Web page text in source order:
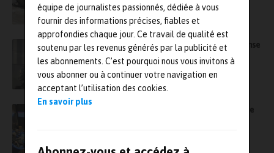
équipe de journalistes passionnés, dédiée à vous
fournir des informations précises, fiables et
approfondies chaque jour. Ce travail de qualité est
soutenu par les revenus générés par la publicité et
les abonnements. C’est pourquoi nous vous invitons à
vous abonner ou à continuer votre navigation en
acceptant l’utilisation des cookies.
En savoir plus
Eurosatory 2026 : le salon mondial de la défense
et de la sécurité s’adapte à un monde sous
tension
8e édition NRTW sur la « Fiabilité électronique